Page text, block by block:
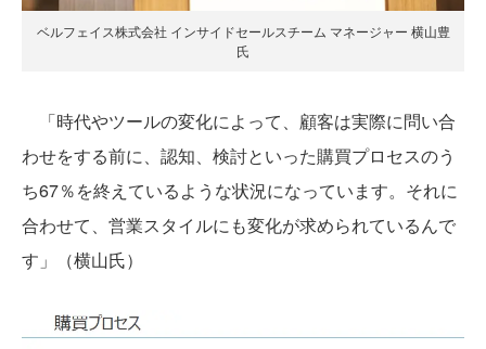
ベルフェイス株式会社 インサイドセールスチーム マネージャー 横山豊
氏
「時代やツールの変化によって、顧客は実際に問い合
わせをする前に、認知、検討といった購買プロセスのう
ち67％を終えているような状況になっています。それに
合わせて、営業スタイルにも変化が求められているんで
す」（横山氏）